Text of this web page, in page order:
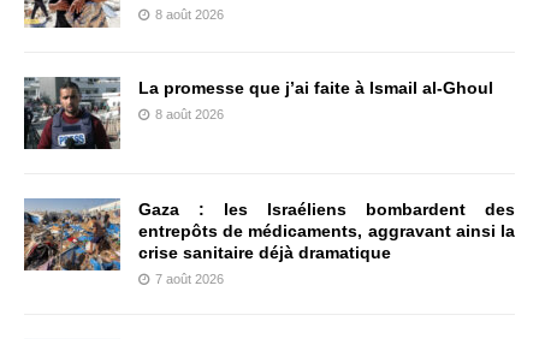
8 août 2026
La promesse que j’ai faite à Ismail al-Ghoul
8 août 2026
Gaza : les Israéliens bombardent des
entrepôts de médicaments, aggravant ainsi la
crise sanitaire déjà dramatique
7 août 2026